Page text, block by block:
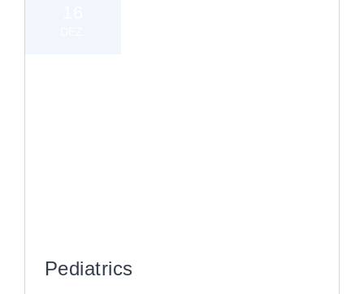
Pediatrics